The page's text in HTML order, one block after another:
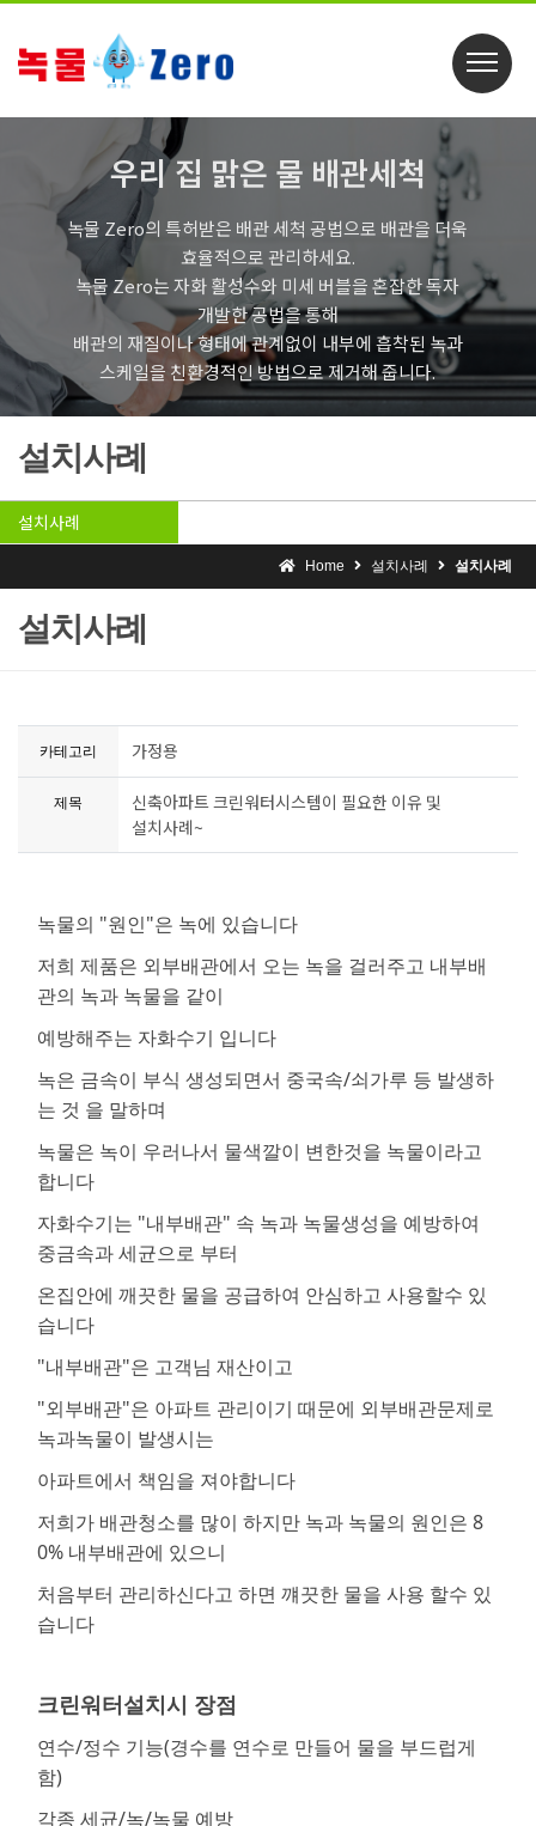
우리 집 맑은 물 배관세척
녹물 Zero의 특허받은 배관 세척 공법으로 배관을 더욱
효율적으로 관리하세요.
녹물 Zero는 자화 활성수와 미세 버블을 혼잡한 독자
개발한 공법을 통해
배관의 재질이나 형태에 관계없이 내부에 흡착된 녹과
스케일을 친환경적인 방법으로 제거해 줍니다.
설치사례
설치사례
Home 설치사례 설치사례
설치사례
카테고리 가정용
제목
신축아파트 크린워터시스템이 필요한 이유 및
설치사례~
녹물의 "원인"은 녹에 있습니다
저희 제품은 외부배관에서 오는 녹을 걸러주고 내부배
관의 녹과 녹물을 같이
예방해주는 자화수기 입니다
녹은 금속이 부식 생성되면서 중국속/쇠가루 등 발생하
는 것 을 말하며
녹물은 녹이 우러나서 물색깔이 변한것을 녹물이라고
합니다
자화수기는 "내부배관" 속 녹과 녹물생성을 예방하여
중금속과 세균으로 부터
온집안에 깨끗한 물을 공급하여 안심하고 사용할수 있
습니다
"내부배관"은 고객님 재산이고
"외부배관"은 아파트 관리이기 때문에 외부배관문제로
녹과녹물이 발생시는
아파트에서 책임을 져야합니다
저희가 배관청소를 많이 하지만 녹과 녹물의 원인은 8
0% 내부배관에 있으니
처음부터 관리하신다고 하면 꺠끗한 물을 사용 할수 있
습니다
크린워터설치시 장점
연수/정수 기능(경수를 연수로 만들어 물을 부드럽게
함)
각종 세균/녹/녹물 예방